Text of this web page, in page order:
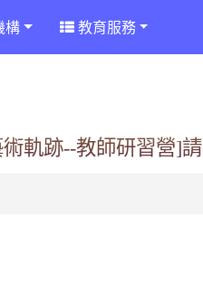
構 教育服務
軌跡--教師研習營]